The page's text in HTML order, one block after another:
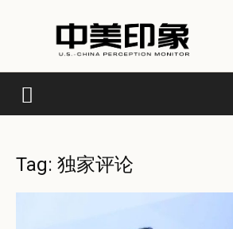
Tag: 独家评论